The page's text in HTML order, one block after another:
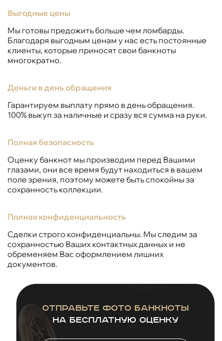
Выгодные цены
Мы готовы предожить больше чем ломбарды.
Благодаря выгодным ценам у нас есть постоянные
клиенты, которые приносят свои банкноты
многократно.
Деньги в день обращения
Гарантируем выплату прямо в день обращения.
100% выкуп за наличные и сразу вся сумма на руки.
Полная безопасность
Оценку банкнот мы производим перед Вашими
глазами, они все время будут находиться в вашем
поле зрения, поэтому можете быть спокойны за
сохранность коллекции.
Полная конфиденциальность
Сделки строго конфиденциальны. Мы следим за
сохранностью Ваших контактных данных и не
обременяем Вас оформлением лишних
документов.
Отправьте фото банкноты
на бесплатную оценку